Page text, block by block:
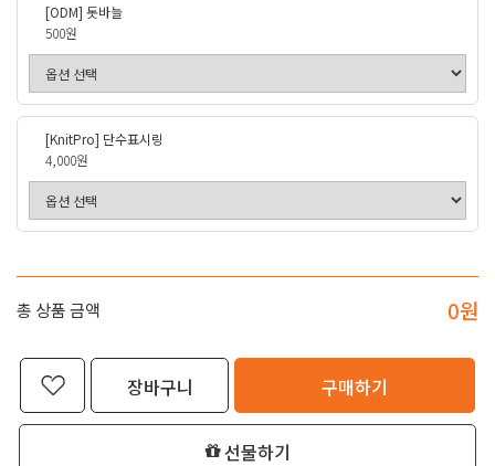
[ODM] 돗바늘
500원
[KnitPro] 단수표시링
4,000원
총 상품 금액 0원
장바구니 구매하기
선물하기